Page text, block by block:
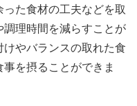
た食材の工夫などを取
調理時間を減らすことが
やバランスの取れた食
を摂ることができま